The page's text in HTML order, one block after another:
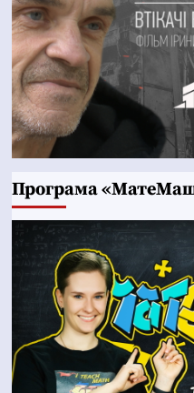
Програма